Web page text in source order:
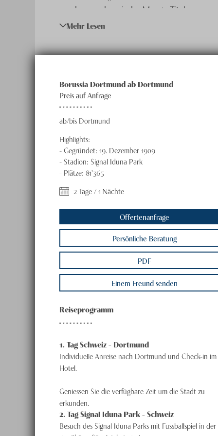
sondern auch zu jeder Menge Titel.
Folgend die Heimspiele der Saison
Borussia Dortmund – Hamburg SV /
Borussia Dortmund – SC Paderborn /
Borussia Dortmund – Werder Bremen /
Borussia Dortmund – Eintracht Frankfurt /
Borussia Dortmund – SV Elversberg /
Borussia Dortmund – Bayer 04 Leverkusen /
– 29.11.2026
Borussia Dortmund – FC Augsburg / 11.12.
Borussia Dortmund – 1. FSV Mainz 05 /
Borussia Dortmund – SC Freiburg / 15.01. –
Borussia Dortmund – TSG 1899
Borussia Dortmund – VfB Stuttgart / 12.02.
Borussia Dortmund – Union Berlin / 26.02.
Borussia Dortmund – Bayern München /
– 21.03.2027
Borussia Dortmund – RB Leipzig / 23.04. –
Borussia Dortmund – 1. FC Köln / 14.05. –
Mehr Lesen
Borussia Dortmund ab Dortmund
Preis auf Anfrage
ab/bis Dortmund
Highlights:
-Gegründet: 19. Dezember 1909
- Stadion: Signal Iduna Park
- Plätze: 81'365
2 Tage / 1 Nächte
Offertenanfrage
Persönliche Beratung
PDF
Einem Freund senden
Reiseprogramm
1. TagSchweiz - Dortmund
Individuelle Anreise nach Dortmund und Check-in im
Hotel.
Geniessen Sie die verfügbare Zeit um die Stadt zu
erkunden.
2. TagSignal Iduna Park - Schweiz
Besuch des Signal Iduna Parks mit Fussballspiel in der